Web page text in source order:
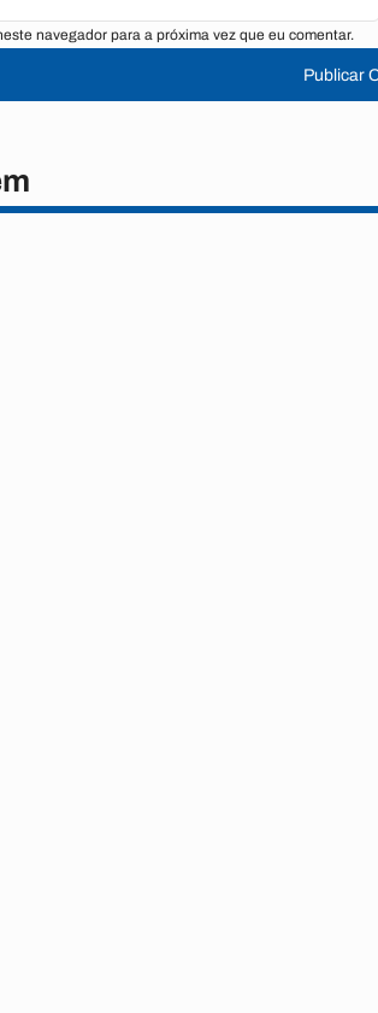
navegador para a próxima vez que eu comentar.
Publicar